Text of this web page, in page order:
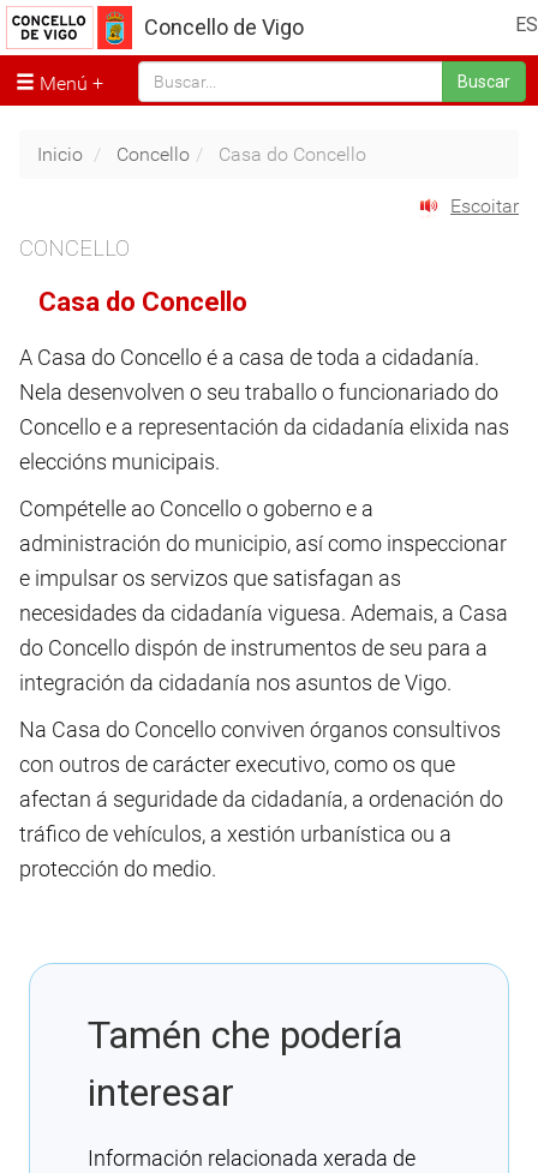
ES
Concello de Vigo
Menú Buscar
Inicio Concello Casa do Concello
Escoitar
CONCELLO
Casa do Concello
A Casa do Concello é a casa de toda a cidadanía.
Nela desenvolven o seu traballo o funcionariado do
Concello e a representación da cidadanía elixida nas
eleccións municipais.
Compételle ao Concello o goberno e a
administración do municipio, así como inspeccionar
e impulsar os servizos que satisfagan as
necesidades da cidadanía viguesa. Ademais, a Casa
do Concello dispón de instrumentos de seu para a
integración da cidadanía nos asuntos de Vigo.
Na Casa do Concello conviven órganos consultivos
con outros de carácter executivo, como os que
afectan á seguridade da cidadanía, a ordenación do
tráfico de vehículos, a xestión urbanística ou a
protección do medio.
Tamén che podería
interesar
Información relacionada xerada de